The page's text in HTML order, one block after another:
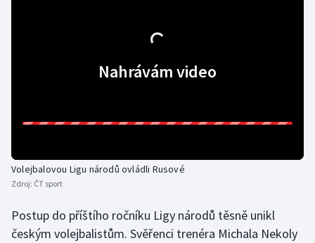
Lyže a snowboard
Moderní pětiboj
Olympijské hry
Nahrávám video
Volejbalovou Ligu národů ovládli Rusové
Zdroj: ČT sport
Postup do příštího ročníku Ligy národů těsně unikl
českým volejbalistům. Svěřenci trenéra Michala Nekoly